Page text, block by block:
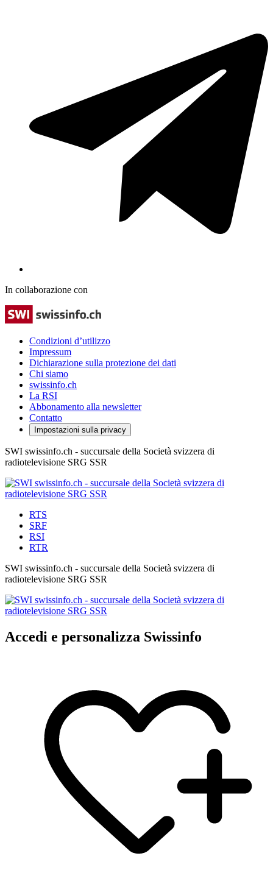
In collaborazione con
Condizioni d’utilizzo
Impressum
Dichiarazione sulla protezione dei dati
Chi siamo
swissinfo.ch
La RSI
Abbonamento alla newsletter
Contatto
Impostazioni sulla privacy
SWI swissinfo.ch - succursale della Società svizzera di
radiotelevisione SRG SSR
RTS
SRF
RSI
RTR
SWI swissinfo.ch - succursale della Società svizzera di
radiotelevisione SRG SSR
Accedi e personalizza Swissinfo